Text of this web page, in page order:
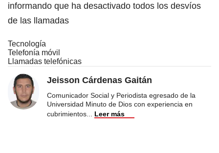
informando que ha desactivado todos los desvíos
de las llamadas
Tecnología
Telefonía móvil
Llamadas telefónicas
Jeisson Cárdenas Gaitán
Comunicador Social y Periodista egresado de la
Universidad Minuto de Dios con experiencia en
cubrimientos
Leer más